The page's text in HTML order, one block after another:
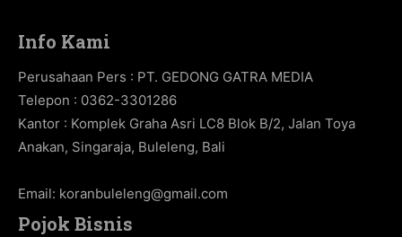
Info Kami
Perusahaan Pers : PT. GEDONG GATRA MEDIA
Telepon : 0362-3301286
Kantor : Komplek Graha Asri LC8 Blok B/2, Jalan Toya
Anakan, Singaraja, Buleleng, Bali
Email: koranbuleleng@gmail.com
Pojok Bisnis